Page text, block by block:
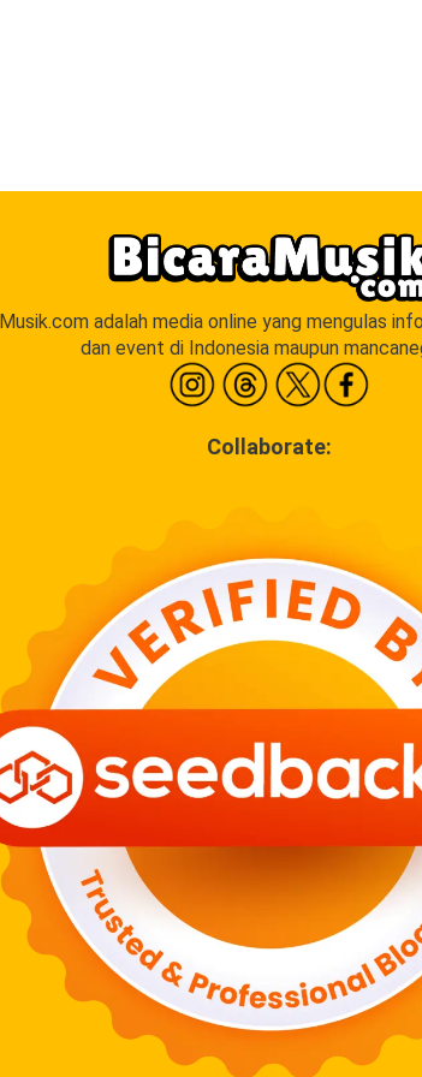
adalah media online yang mengulas
dan event di Indonesia maupun
Collaborate: